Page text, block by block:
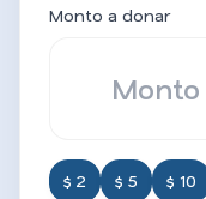
Monto a donar
$ 2 $ 5 $ 10